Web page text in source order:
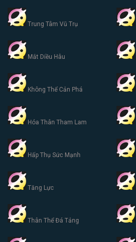
Trung Tâm Vũ Trụ
Mắt Diều Hâu
Không Thể Cản Phá
Hóa Thân Tham Lam
Hấp Thụ Sức Mạnh
Tăng Lực
Thân Thể Đá Tảng